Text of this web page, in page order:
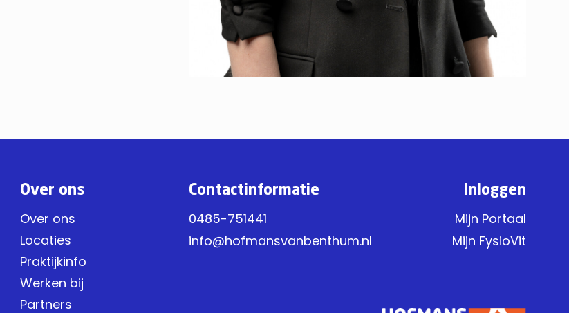
Over ons
Over ons
Locaties
Praktijkinfo
Werken bij
Partners
Contactinformatie
0485-751441
info@hofmansvanbenthum.nl
Inloggen
Mijn Portaal
Mijn FysioVit